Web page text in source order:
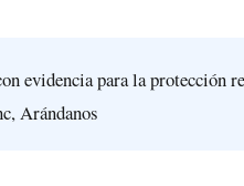
evidencia para la protección
Arándanos